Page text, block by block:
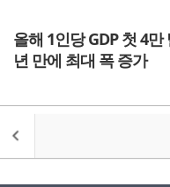
올해 1인당 GDP 첫 4
년 만에 최대 폭 증가